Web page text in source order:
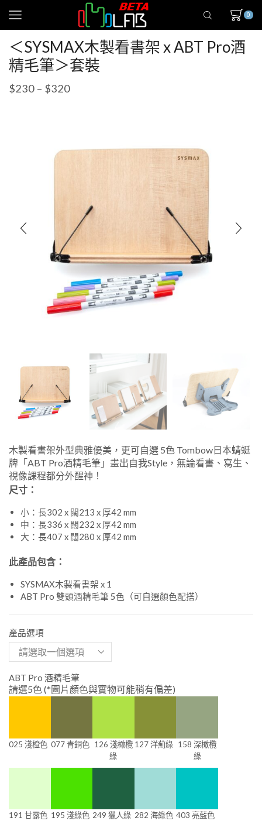
0
＜SYSMAX木製看書架 x ABT Pro酒
精毛筆＞套裝
$230 – $320
木製看書架外型典雅優美，更可自選 5色 Tombow日本蜻蜓
牌「ABT Pro酒精毛筆」畫出自我Style，無論看書、寫生、
視像課程都分外醒神！
尺寸：
小：長302 x 闊213 x 厚42 mm
中：長336 x 闊232 x 厚42 mm
大：長407 x 闊280 x 厚42 mm
此產品包含：
SYSMAX木製看書架 x 1
ABT Pro 雙頭酒精毛筆 5色（可自選顏色配搭）
產品選項
ABT Pro 酒精毛筆
請選5色 (*圖片顏色與實物可能稍有偏差)
025 淺橙色 077 青銅色 126 淺橄欖
綠
127 洋薊綠 158 深橄欖
綠
191 甘露色 195 淺綠色 249 獵人綠 282 海綠色 403 亮藍色